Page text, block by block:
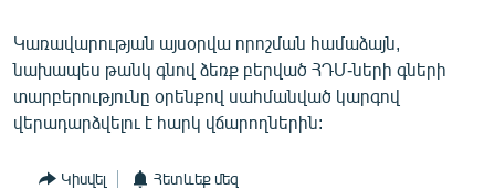
Կառավարության այսօրվա որոշման համաձայն,
նախապես թանկ գնով ձեռք բերված ՀԴՄ-ների գների
տարբերությունը օրենքով սահմանված կարգով
վերադարձվելու է հարկ վճարողներին:
Կիսվել Հետևեք մեզ